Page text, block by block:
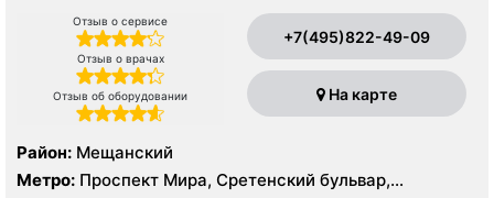
Отзыв о сервисе
Отзыв о врачах
Отзыв об оборудовании
+7(495)822-49-09
На карте
Район: Мещанский
Метро: Проспект Мира, Сретенский бульвар,